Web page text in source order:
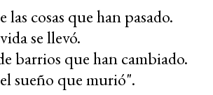
las cosas que han pasado.
se llevó.
barrios que han cambiado.
sueño que murió".